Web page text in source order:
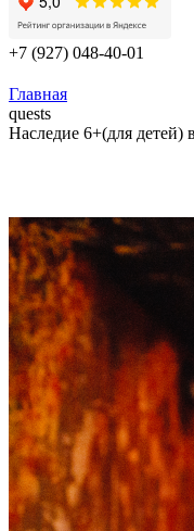
+7 (927) 048-40-01
Главная
quests
Наследие 6+(для